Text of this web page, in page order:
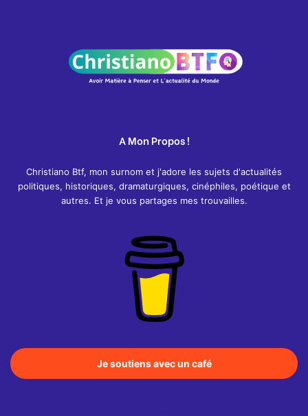
A Mon Propos !
Christiano Btf, mon surnom et j'adore les sujets d'actualités
politiques, historiques, dramaturgiques, cinéphiles, poétique et
autres. Et je vous partages mes trouvailles.
Je soutiens avec un café